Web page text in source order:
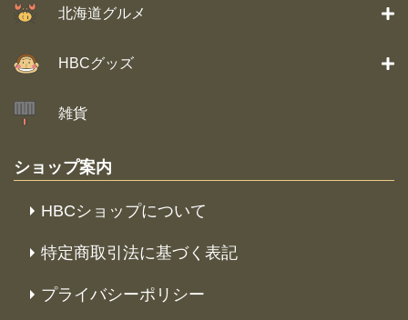
北海道グルメ
HBCグッズ
雑貨
ショップ案内
HBCショップについて
特定商取引法に基づく表記
プライバシーポリシー